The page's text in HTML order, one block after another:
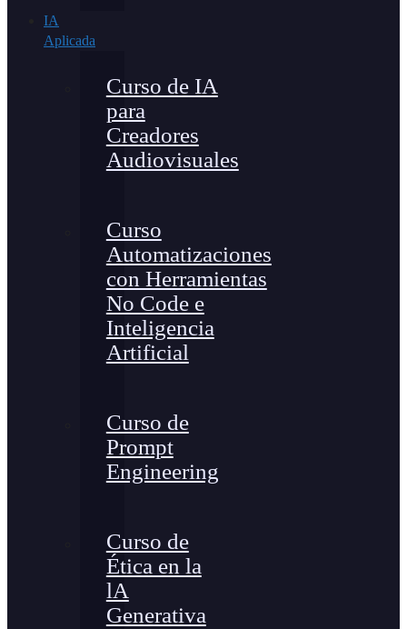
IA
Aplicada
Curso de IA
para
Creadores
Audiovisuales
Curso
Automatizaciones
con Herramientas
No Code e
Inteligencia
Artificial
Curso de
Prompt
Engineering
Curso de
Ética en la
lA
Generativa